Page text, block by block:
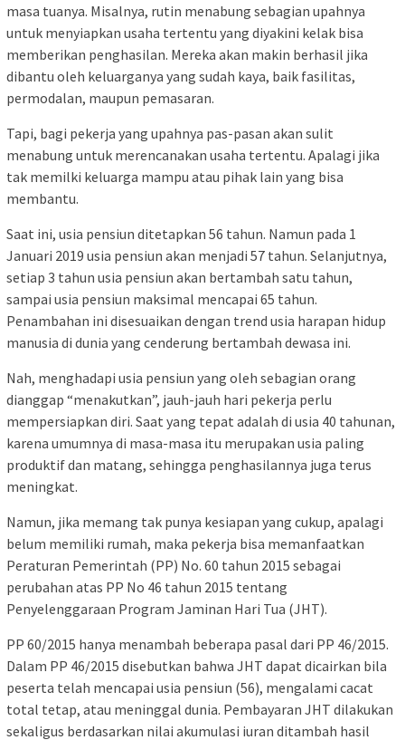
masa tuanya. Misalnya, rutin menabung sebagian upahnya
untuk menyiapkan usaha tertentu yang diyakini kelak bisa
memberikan penghasilan. Mereka akan makin berhasil jika
dibantu oleh keluarganya yang sudah kaya, baik fasilitas,
permodalan, maupun pemasaran.
Tapi, bagi pekerja yang upahnya pas-pasan akan sulit
menabung untuk merencanakan usaha tertentu. Apalagi jika
tak memilki keluarga mampu atau pihak lain yang bisa
membantu.
Saat ini, usia pensiun ditetapkan 56 tahun. Namun pada 1
Januari 2019 usia pensiun akan menjadi 57 tahun. Selanjutnya,
setiap 3 tahun usia pensiun akan bertambah satu tahun,
sampai usia pensiun maksimal mencapai 65 tahun.
Penambahan ini disesuaikan dengan trend usia harapan hidup
manusia di dunia yang cenderung bertambah dewasa ini.
Nah, menghadapi usia pensiun yang oleh sebagian orang
dianggap “menakutkan”, jauh-jauh hari pekerja perlu
mempersiapkan diri. Saat yang tepat adalah di usia 40 tahunan,
karena umumnya di masa-masa itu merupakan usia paling
produktif dan matang, sehingga penghasilannya juga terus
meningkat.
Namun, jika memang tak punya kesiapan yang cukup, apalagi
belum memiliki rumah, maka pekerja bisa memanfaatkan
Peraturan Pemerintah (PP) No. 60 tahun 2015 sebagai
perubahan atas PP No 46 tahun 2015 tentang
Penyelenggaraan Program Jaminan Hari Tua (JHT).
PP 60/2015 hanya menambah beberapa pasal dari PP 46/2015.
Dalam PP 46/2015 disebutkan bahwa JHT dapat dicairkan bila
peserta telah mencapai usia pensiun (56), mengalami cacat
total tetap, atau meninggal dunia. Pembayaran JHT dilakukan
sekaligus berdasarkan nilai akumulasi iuran ditambah hasil